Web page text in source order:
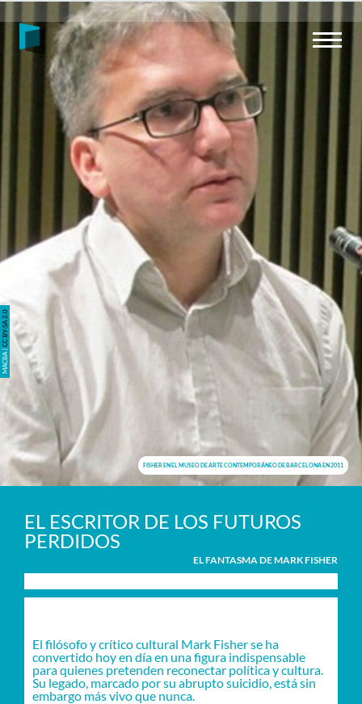
FISHER EN EL MUSEO DE ARTE CONTEMPORÁNEO DE BARCELONA EN 2011
MACBA |
CC BY-SA 2.0
content
EL ESCRITOR DE LOS FUTUROS
PERDIDOS
EL FANTASMA DE MARK FISHER
El filósofo y crítico cultural Mark Fisher se ha
convertido hoy en día en una figura indispensable
para quienes pretenden reconectar política y cultura.
Su legado, marcado por su abrupto suicidio, está sin
embargo más vivo que nunca.